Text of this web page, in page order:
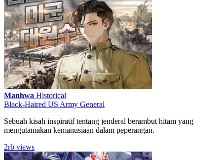
Manhwa Historical
Black-Haired US Army General
Sebuah kisah inspiratif tentang jenderal berambut hitam yang
mengutamakan kemanusiaan dalam peperangan.
2rb views